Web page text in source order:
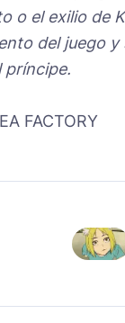
o el exilio de
del juego y
príncipe.
FACTORY